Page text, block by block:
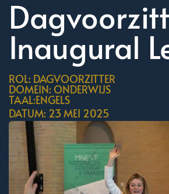
Inaugural
ROL: DAGVOORZITTER
DOMEIN: ONDERWIJS
TAAL:ENGELS
DATUM: 23 MEI 2025